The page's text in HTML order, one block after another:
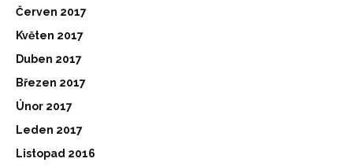
Červen 2017
Květen 2017
Duben 2017
Březen 2017
Únor 2017
Leden 2017
Listopad 2016